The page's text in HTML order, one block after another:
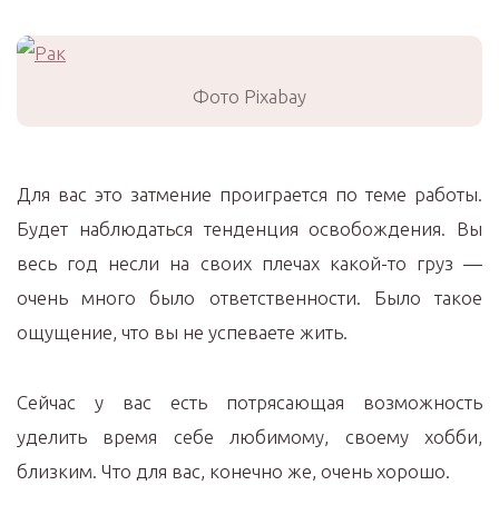
Фото Pixabay
Для вас это затмение проиграется по теме работы.
Будет наблюдаться тенденция освобождения. Вы
весь год несли на своих плечах какой-то груз —
очень много было ответственности. Было такое
ощущение, что вы не успеваете жить.
Сейчас у вас есть потрясающая возможность
уделить время себе любимому, своему хобби,
близким. Что для вас, конечно же, очень хорошо.